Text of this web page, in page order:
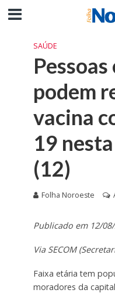
SAÚDE
podem
vacina
19
(12)
Folha Noroeste
Publicado em 12/
Via SECOM
Faixa etária tem
moradores da capital